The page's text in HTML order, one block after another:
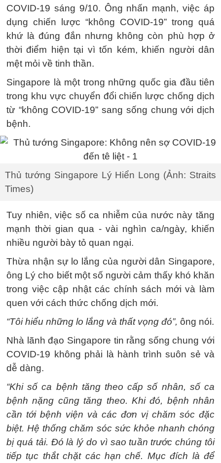
COVID-19 sáng 9/10. Ông nhấn mạnh, việc áp
dụng chiến lược “không COVID-19” trong quá
khứ là đúng đắn nhưng không còn phù hợp ở
thời điểm hiện tại vì tốn kém, khiến người dân
mệt mỏi về tinh thần.
Singapore là một trong những quốc gia đầu tiên
trong khu vực chuyển đổi chiến lược chống dịch
từ “không COVID-19” sang sống chung với dịch
bệnh.
Thủ tướng Singapore Lý Hiển Long (Ảnh: Straits
Times)
Tuy nhiên, việc số ca nhiễm của nước này tăng
mạnh thời gian qua - vài nghìn ca/ngày, khiến
nhiều người bày tỏ quan ngại.
Thừa nhận sự lo lắng của người dân Singapore,
ông Lý cho biết một số người cảm thấy khó khăn
trong việc cập nhật các chính sách mới và làm
quen với cách thức chống dịch mới.
“Tôi hiểu những lo lắng và thất vọng đó”, ông nói.
Nhà lãnh đạo Singapore tin rằng sống chung với
COVID-19 không phải là hành trình suôn sẻ và
dễ dàng.
“Khi số ca bệnh tăng theo cấp số nhân, số ca
bệnh nặng cũng tăng theo. Khi đó, bệnh nhân
cần tới bệnh viện và các đơn vị chăm sóc đặc
biệt. Hệ thống chăm sóc sức khỏe nhanh chóng
bị quá tải. Đó là lý do vì sao tuần trước chúng tôi
tiếp tục thắt chặt các hạn chế. Mục đích là để